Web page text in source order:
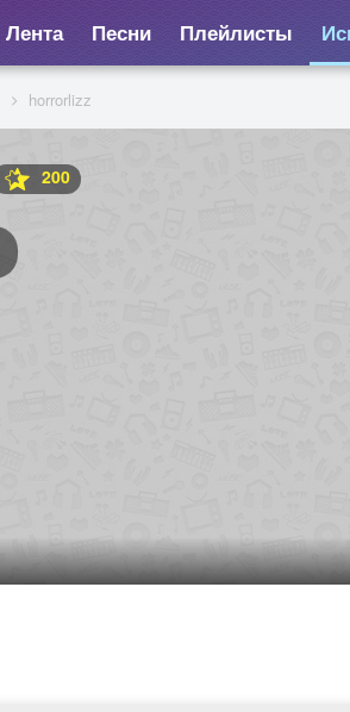
Лента Песни Плейлисты
horrorlizz
200